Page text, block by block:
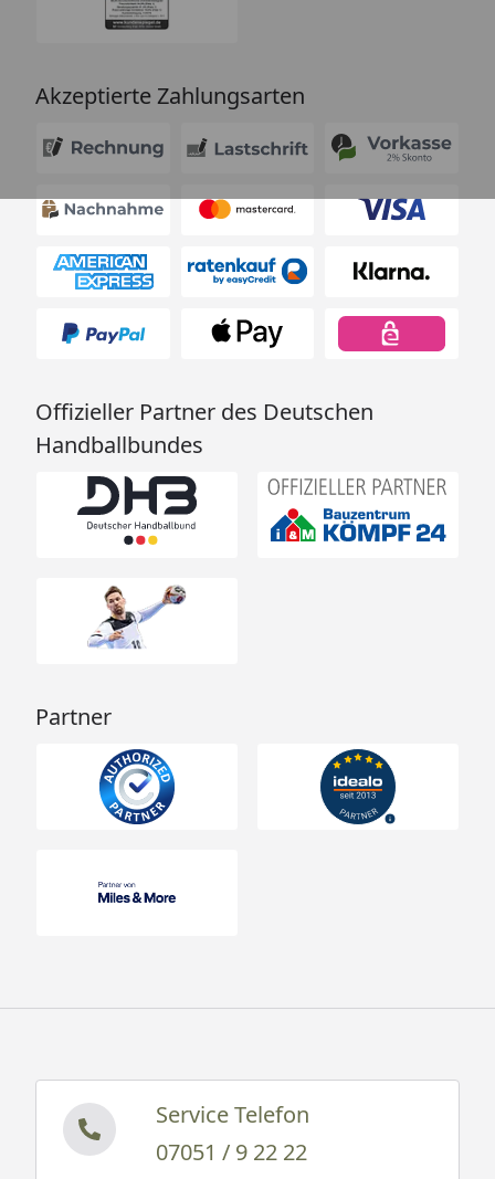
Akzeptierte Zahlungsarten
Offizieller Partner des Deutschen
Handballbundes
Partner
Service Telefon
07051 / 9 22 22